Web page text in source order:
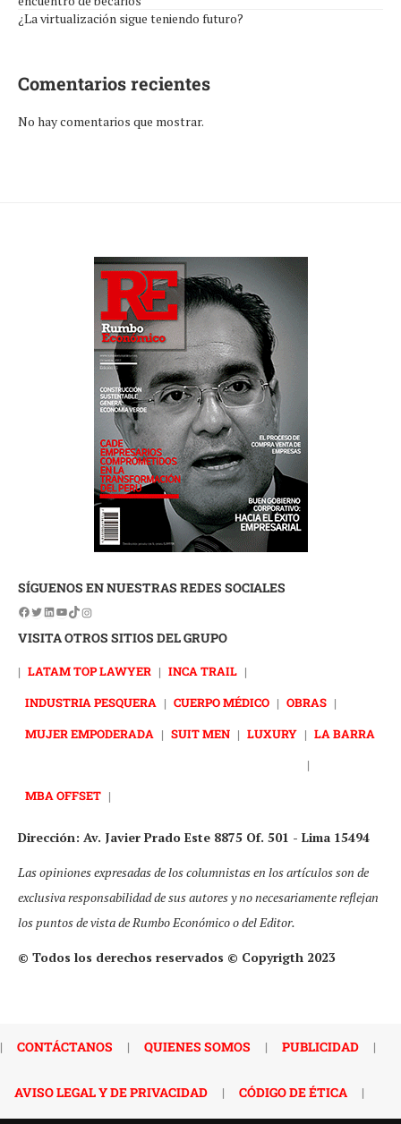
¿La virtualización sigue teniendo futuro?
Comentarios recientes
No hay comentarios que mostrar.
SÍGUENOS EN NUESTRAS REDES SOCIALES
VISITA OTROS SITIOS DEL GRUPO
| LATAM TOP LAWYER | INCA TRAIL |
INDUSTRIA PESQUERA | CUERPO MÉDICO | OBRAS |
MUJER EMPODERADA | SUIT MEN | LUXURY | LA BARRA
|
MBA OFFSET |
Dirección: Av. Javier Prado Este 8875 Of. 501 - Lima 15494
Las opiniones expresadas de los columnistas en los artículos son de
exclusiva responsabilidad de sus autores y no necesariamente reflejan
los puntos de vista de Rumbo Económico o del Editor.
© Todos los derechos reservados © Copyrigth 2023
| CONTÁCTANOS | QUIENES SOMOS | PUBLICIDAD |
AVISO LEGAL Y DE PRIVACIDAD | CÓDIGO DE ÉTICA |